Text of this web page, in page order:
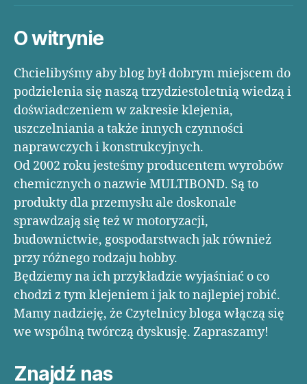
O witrynie
Chcielibyśmy aby blog był dobrym miejscem do
podzielenia się naszą trzydziestoletnią wiedzą i
doświadczeniem w zakresie klejenia,
uszczelniania a także innych czynności
naprawczych i konstrukcyjnych.
Od 2002 roku jesteśmy producentem wyrobów
chemicznych o nazwie MULTIBOND. Są to
produkty dla przemysłu ale doskonale
sprawdzają się też w motoryzacji,
budownictwie, gospodarstwach jak również
przy różnego rodzaju hobby.
Będziemy na ich przykładzie wyjaśniać o co
chodzi z tym klejeniem i jak to najlepiej robić.
Mamy nadzieję, że Czytelnicy bloga włączą się
we wspólną twórczą dyskusję. Zapraszamy!
Znajdź nas